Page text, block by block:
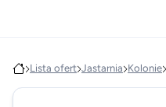
Lista ofert Jastarnia Kolonie